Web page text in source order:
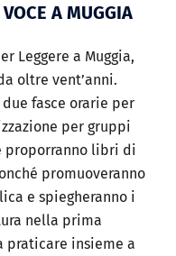
A MUGGIA
Leggere a Muggia,
oltre vent’anni.
fasce orarie per
per gruppi
proporranno libri di
promuoveranno
e spiegheranno i
nella prima
praticare insieme a